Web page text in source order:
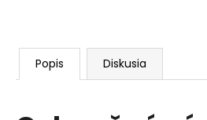
Popis Diskusia